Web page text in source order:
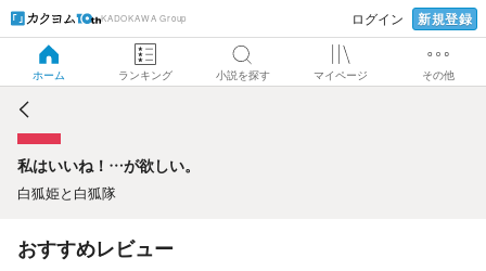
KADOKAWA Group ログイン 新規登録
ホーム ランキング 小説を探す マイページ その他
私はいいね！…が欲しい。
私はいいね！…が欲しい。
白狐姫と白狐隊
おすすめレビュー